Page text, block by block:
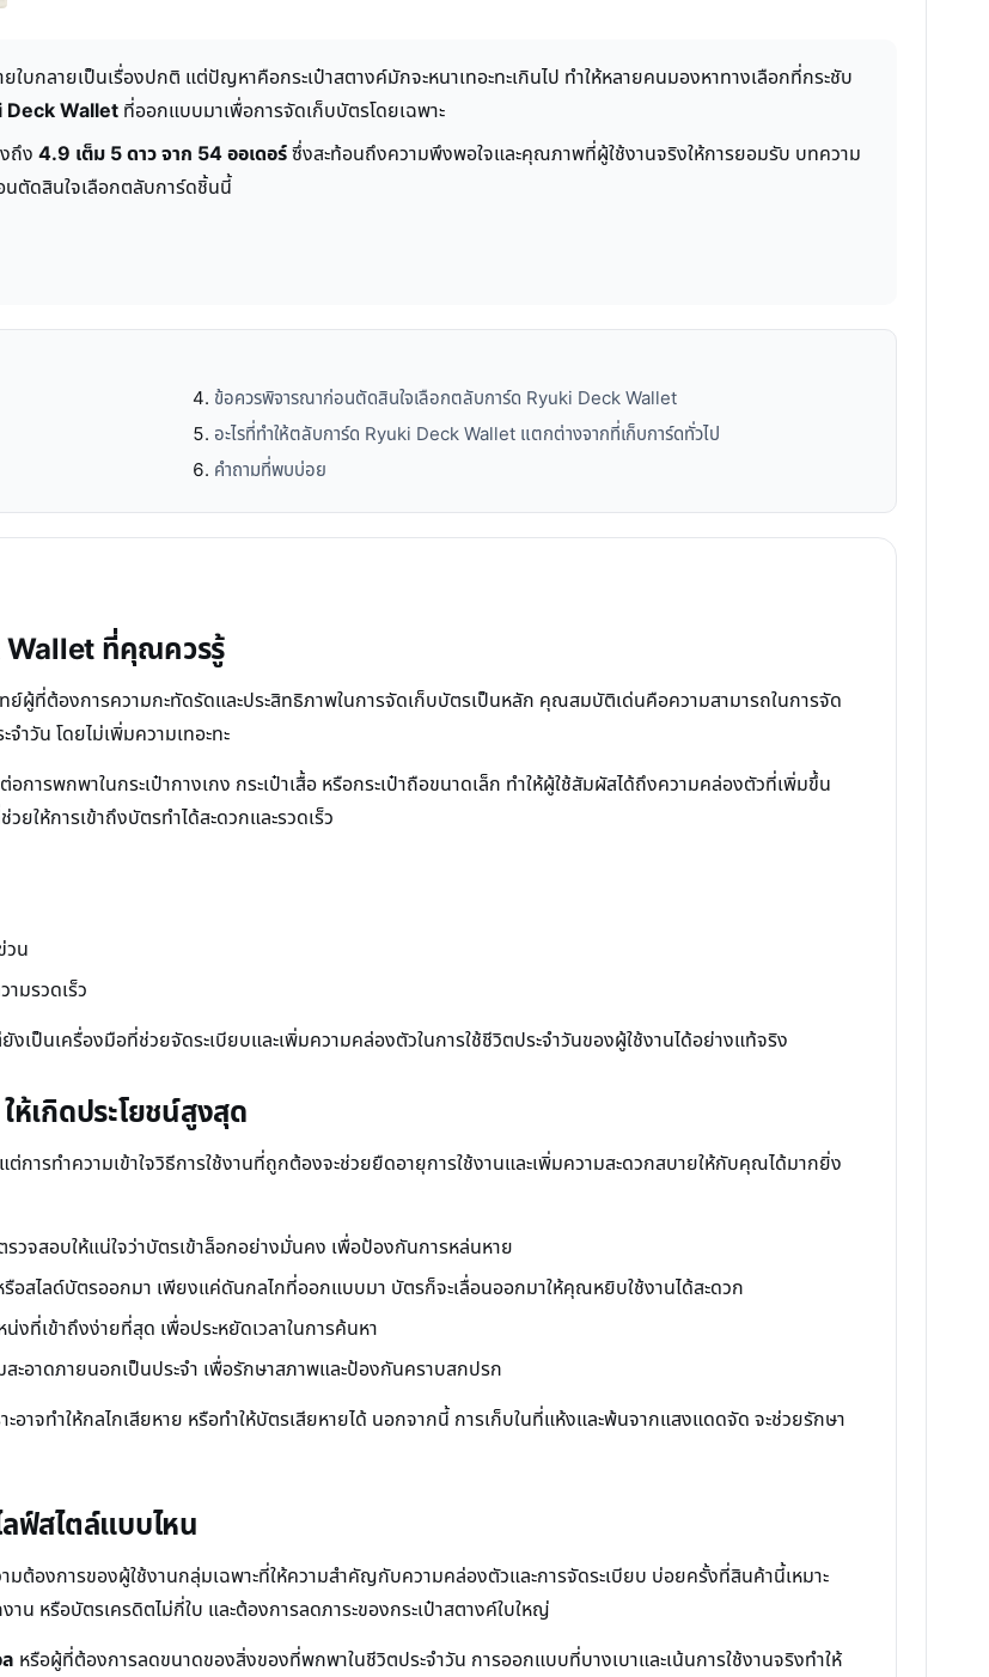
กลายเป็นเรื่องปกติ แต่ปัญหาคือกระเป๋าสตางค์มักจะหนาเทอะทะเกินไป ทำให้หลายคนมองหาทางเลือกที่กระชับ
Deck Wallet ที่ออกแบบมาเพื่อการจัดเก็บบัตรโดยเฉพาะ
ถึง 4.9 เต็ม 5 ดาว จาก 54 ออเดอร์ซึ่งสะท้อนถึงความพึงพอใจและคุณภาพที่ผู้ใช้งานจริงให้การยอมรับ บทความ
ตัดสินใจเลือกตลับการ์ดชิ้นนี้
ข้อควรพิจารณาก่อนตัดสินใจเลือกตลับการ์ด Ryuki Deck Wallet
อะไรที่ทำให้ตลับการ์ด Ryuki Deck Wallet แตกต่างจากที่เก็บการ์ดทั่วไป
คำถามที่พบบ่อย
ที่คุณควรรู้
ผู้ที่ต้องการความกะทัดรัดและประสิทธิภาพในการจัดเก็บบัตรเป็นหลัก คุณสมบัติเด่นคือความสามารถในการจัด
วัน โดยไม่เพิ่มความเทอะทะ
ารพกพาในกระเป๋ากางเกง กระเป๋าเสื้อ หรือกระเป๋าถือขนาดเล็ก ทำให้ผู้ใช้สัมผัสได้ถึงความคล่องตัวที่เพิ่มขึ้น
ให้การเข้าถึงบัตรทำได้สะดวกและรวดเร็ว
วน
มรวดเร็ว
ป็นเครื่องมือที่ช่วยจัดระเบียบและเพิ่มความคล่องตัวในการใช้ชีวิตประจำวันของผู้ใช้งานได้อย่างแท้จริง
เกิดประโยชน์สูงสุด
ารทำความเข้าใจวิธีการใช้งานที่ถูกต้องจะช่วยยืดอายุการใช้งานและเพิ่มความสะดวกสบายให้กับคุณได้มากยิ่ง
วจสอบให้แน่ใจว่าบัตรเข้าล็อกอย่างมั่นคง เพื่อป้องกันการหล่นหาย
สไลด์บัตรออกมา เพียงแค่ดันกลไกที่ออกแบบมา บัตรก็จะเลื่อนออกมาให้คุณหยิบใช้งานได้สะดวก
ที่เข้าถึงง่ายที่สุด เพื่อประหยัดเวลาในการค้นหา
ะอาดภายนอกเป็นประจำ เพื่อรักษาสภาพและป้องกันคราบสกปรก
าจทำให้กลไกเสียหาย หรือทำให้บัตรเสียหายได้ นอกจากนี้ การเก็บในที่แห้งและพ้นจากแสงแดดจัด จะช่วยรักษา
ฟ์สไตล์แบบไหน
องการของผู้ใช้งานกลุ่มเฉพาะที่ให้ความสำคัญกับความคล่องตัวและการจัดระเบียบ บ่อยครั้งที่สินค้านี้เหมาะ
น หรือบัตรเครดิตไม่กี่ใบ และต้องการลดภาระของกระเป๋าสตางค์ใบใหญ่
หรือผู้ที่ต้องการลดขนาดของสิ่งของที่พกพาในชีวิตประจำวัน การออกแบบที่บางเบาและเน้นการใช้งานจริงทำให้